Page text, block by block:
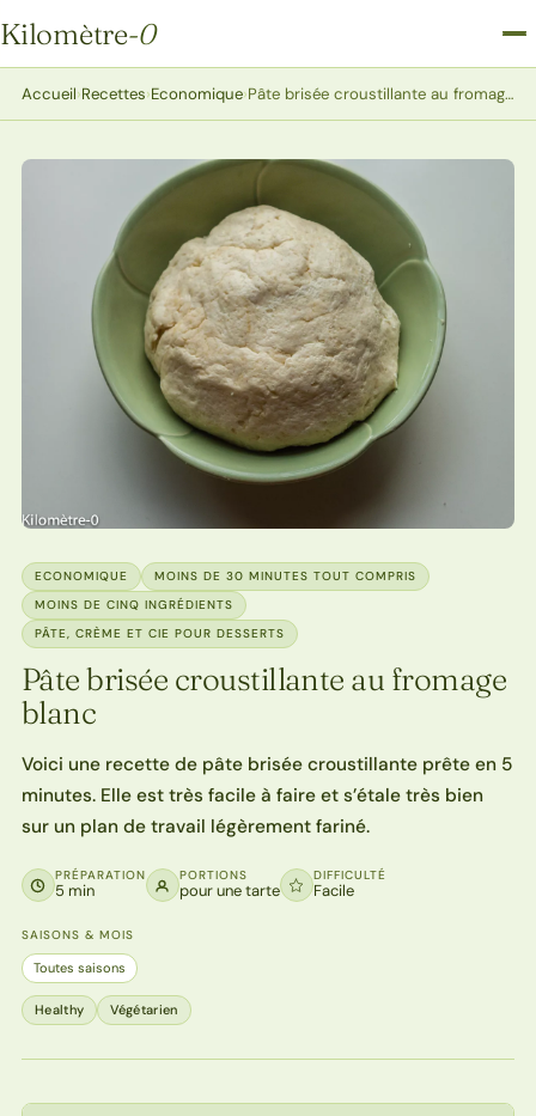
Kilomètre-0
Kilomètre-0
Accueil›Recettes›Economique› Pâte brisée croustillante au fromage blanc
ECONOMIQUE
MOINS DE 30 MINUTES TOUT COMPRIS
MOINS DE CINQ INGRÉDIENTS
PÂTE, CRÈME ET CIE POUR DESSERTS
Pâte brisée croustillante au fromage
blanc
Voici une recette de pâte brisée croustillante prête en 5
minutes. Elle est très facile à faire et s’étale très bien
sur un plan de travail légèrement fariné.
PRÉPARATION
5 min
PORTIONS
pour une tarte
DIFFICULTÉ
Facile
SAISONS & MOIS
Toutes saisons
Healthy Végétarien